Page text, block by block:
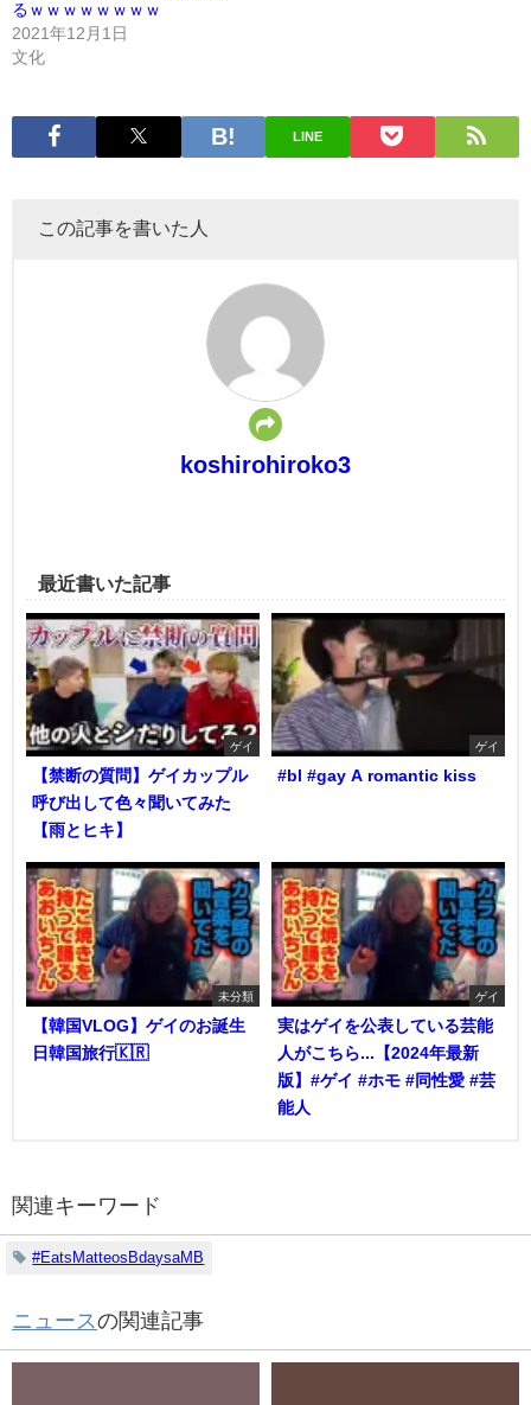
るｗｗｗｗｗｗｗｗ
2021年12月1日
文化
LINE
この記事を書いた人
koshirohiroko3
最近書いた記事
ゲイ
【禁断の質問】ゲイカップル
呼び出して色々聞いてみた
【雨とヒキ】
ゲイ
#bl #gay A romantic kiss
未分類
【韓国VLOG】ゲイのお誕生
日韓国旅行🇰🇷
ゲイ
実はゲイを公表している芸能
人がこちら...【2024年最新
版】#ゲイ #ホモ #同性愛 #芸
能人
関連キーワード
#EatsMatteosBdaysaMB
ニュースの関連記事